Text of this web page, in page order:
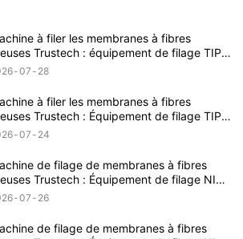
à filer les membranes à fibres
Trustech : équipement de filage TIPS
(17)
07 28
à filer les membranes à fibres
Trustech : Équipement de filage TIPS
(16)
07 24
de filage de membranes à fibres
Trustech : Équipement de filage NIPS
(18)
07 26
de filage de membranes à fibres